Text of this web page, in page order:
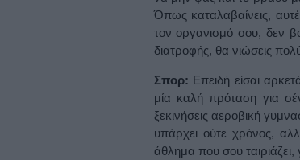
Όπως καταλαβαίνεις,
τον οργανισμό σου, δεν
διατροφής, θα νιώσεις
Σπορ: Επειδή είσαι
μία καλή πρόταση για
ξεκινήσεις αεροβική
υπάρχει ούτε χρόνος,
άθλημα που σου ταιριάζει,